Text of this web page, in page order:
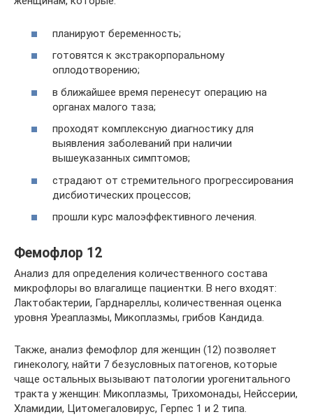
планируют беременность;
готовятся к экстракорпоральному
оплодотворению;
в ближайшее время перенесут операцию на
органах малого таза;
проходят комплексную диагностику для
выявления заболеваний при наличии
вышеуказанных симптомов;
страдают от стремительного прогрессирования
дисбиотических процессов;
прошли курс малоэффективного лечения.
Фемофлор 12
Анализ для определения количественного состава
микрофлоры во влагалище пациентки. В него входят:
Лактобактерии, Гарднареллы, количественная оценка
уровня Уреаплазмы, Микоплазмы, грибов Кандида.
Также, анализ фемофлор для женщин (12) позволяет
гинекологу, найти 7 безусловных патогенов, которые
чаще остальных вызывают патологии урогенитального
тракта у женщин: Микоплазмы, Трихомонады, Нейссерии,
Хламидии, Цитомегаловирус, Герпес 1 и 2 типа.